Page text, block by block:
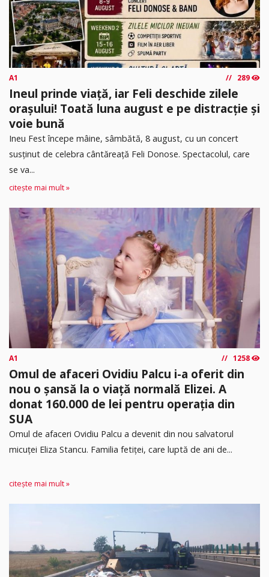
A1 289
Ineul prinde viață, iar Feli deschide zilele
orașului! Toată luna august e pe distracție și
voie bună
Ineu Fest începe mâine, sâmbătă, 8 august, cu un concert
susținut de celebra cântăreață Feli Donose. Spectacolul, care
se va...
citește mai mult »
A1 1258
Omul de afaceri Ovidiu Palcu i-a oferit din
nou o șansă la o viață normală Elizei. A
donat 160.000 de lei pentru operația din
SUA
Omul de afaceri Ovidiu Palcu a devenit din nou salvatorul
micuței Eliza Stancu. Familia fetiței, care luptă de ani de...
citește mai mult »